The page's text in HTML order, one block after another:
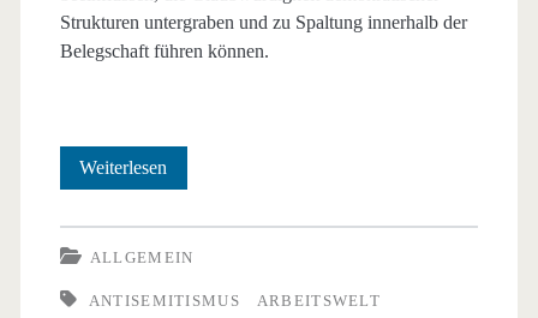
Strukturen untergraben und zu Spaltung innerhalb der
Belegschaft führen können.
Weiterlesen
Gefahr
auch
ALLGEMEIN
ANTISEMITISMUS
ARBEITSWELT